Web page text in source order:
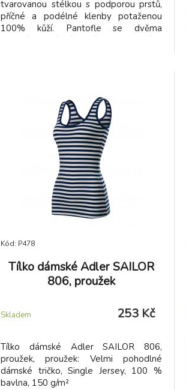
tvarovanou stélkou s podporou prstů,
příčné a podélné klenby potaženou
100% kůží. Pantofle se dvěma
pečlivou atestací na institutu pro
testování a certifikaci s mezinárodní
akreditací ITC a splňuje požadavky na
zdravotní nezávadnost dle normy ČSN
EN ISO-20347. Otevřenou lehkou
pracovní PU obuv Peon® vyrábí v
České republice a v zemích EU.
Kód: P478
Tílko dámské Adler SAILOR
806, proužek
Skladem 253 Kč
Tílko dámské Adler SAILOR 806,
proužek, proužek: Velmi pohodlné
dámské tričko, Single Jersey, 100 %
bavlna, 150 g/m²